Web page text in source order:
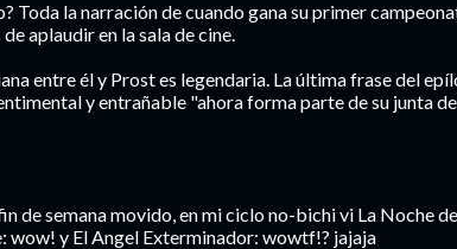
Toda la narración de cuando gana su primer
aplaudir en la sala de cine.
entre él y Prost es legendaria. La última frase del
y entrañable "ahora forma parte de su junta
de semana movido, en mi ciclo no-bichi vi La Noche
wow! y El Angel Exterminador: wowtf!? jajaja